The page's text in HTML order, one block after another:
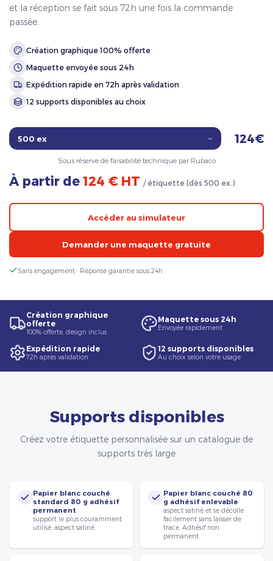
et la réception se fait sous 72h une fois la commande
passée.
Création graphique 100% offerte
Maquette envoyée sous 24h
Expédition rapide en 72h après validation
12 supports disponibles au choix
124€
Sous réserve de faisabilité technique par Rubaco
À partir de 124 € HT / étiquette (dès 500 ex.)
Accéder au simulateur
Demander une maquette gratuite
Sans engagement · Réponse garantie sous 24h
Création graphique
offerte
100% offerte, design inclus
Maquette sous 24h
Envoyée rapidement
Expédition rapide
72h après validation
12 supports disponibles
Au choix selon votre usage
Supports disponibles
Créez votre étiquette personnalisée sur un catalogue de
supports très large
Papier blanc couché
standard 80 g adhésif
permanent
support le plus couramment
utilisé, aspect satiné.
Papier blanc couché 80
g adhésif enlevable
aspect satiné et se décolle
facilement sans laisser de
trace. Adhésif non
permanent.